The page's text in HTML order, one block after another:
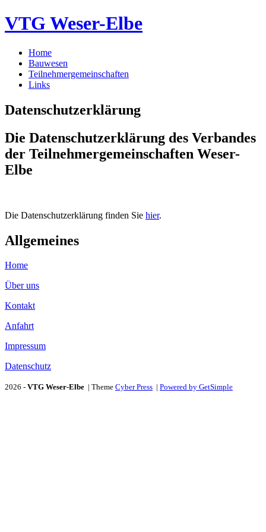
VTG Weser-Elbe
Home
Bauwesen
Teilnehmergemeinschaften
Links
Datenschutzerklärung
Die Datenschutzerklärung des Verbandes
der Teilnehmergemeinschaften Weser-
Elbe
Die Datenschutzerklärung finden Sie hier.
Allgemeines
Home
Über uns
Kontakt
Anfahrt
Impressum
Datenschutz
2026 - VTG Weser-Elbe | Theme Cyber Press | Powered by GetSimple